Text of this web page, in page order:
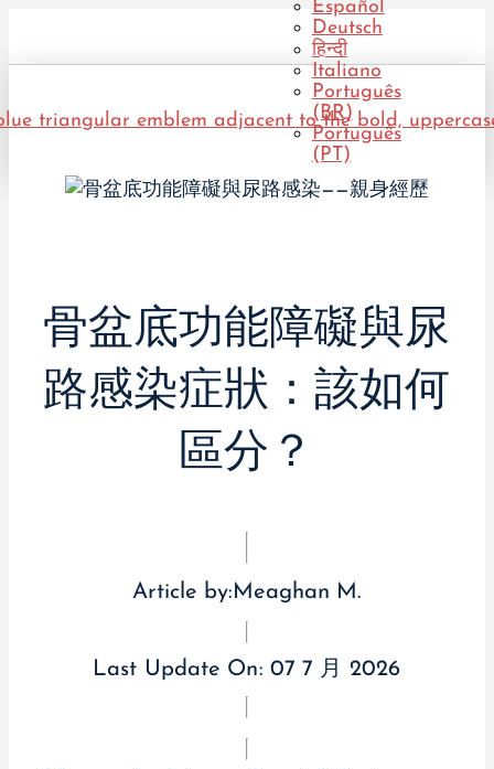
Español
Deutsch
हिन्दी
Italiano
Português
(BR)
Português
(PT)
骨盆底功能障礙與尿
路感染症狀：該如何
區分？
Article by:Meaghan M.
Last Update On: 07 7 月 2026